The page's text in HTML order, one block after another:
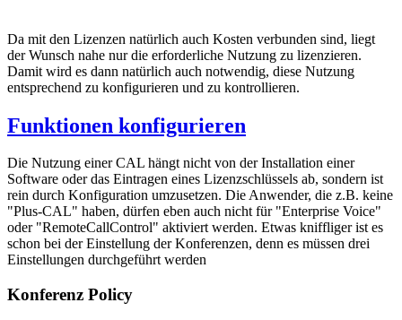
Da mit den Lizenzen natürlich auch Kosten verbunden sind, liegt
der Wunsch nahe nur die erforderliche Nutzung zu lizenzieren.
Damit wird es dann natürlich auch notwendig, diese Nutzung
entsprechend zu konfigurieren und zu kontrollieren.
Funktionen konfigurieren
Die Nutzung einer CAL hängt nicht von der Installation einer
Software oder das Eintragen eines Lizenzschlüssels ab, sondern ist
rein durch Konfiguration umzusetzen. Die Anwender, die z.B. keine
"Plus-CAL" haben, dürfen eben auch nicht für "Enterprise Voice"
oder "RemoteCallControl" aktiviert werden. Etwas kniffliger ist es
schon bei der Einstellung der Konferenzen, denn es müssen drei
Einstellungen durchgeführt werden
Konferenz Policy